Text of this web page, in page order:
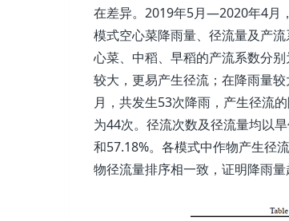
在差异。2019年5月—2020年4月
模式空心菜降雨量、径流量及产
心菜、中稻、早稻的产流系数分
较大，更易产生径流；在降雨量
月，共发生53次降雨，产生径流
为44次。径流次数及径流量均以
和57.18%。各模式中作物产生径
物径流量排序相一致，证明降雨